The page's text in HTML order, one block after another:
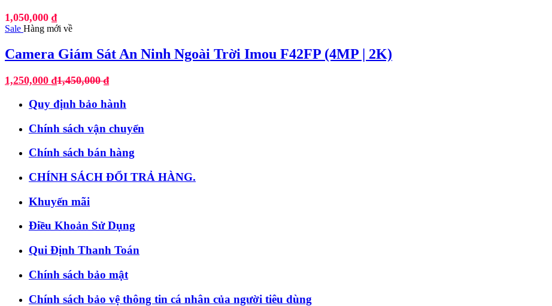
1,050,000 ₫
Sale Hàng mới về
Camera Giám Sát An Ninh Ngoài Trời Imou F42FP (4MP | 2K)
1,250,000 ₫1,450,000₫
Quy định bảo hành
Chính sách vận chuyển
Chính sách bán hàng
CHÍNH SÁCH ĐỔI TRẢ HÀNG.
Khuyến mãi
Điều Khoản Sử Dụng
Qui Định Thanh Toán
Chính sách bảo mật
Chính sách bảo vệ thông tin cá nhân của người tiêu dùng